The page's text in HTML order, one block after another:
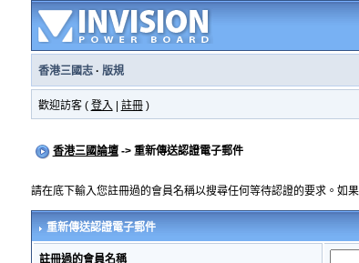
香港三國志· 版規
歡迎訪客 ( 登入 註冊)
香港三國論壇-> 重新傳送認證電子郵件
請在底下輸入您註冊過的會員名稱以搜尋任何等待認證的要求。如
重新傳送認證電子郵件
註冊過的會員名稱